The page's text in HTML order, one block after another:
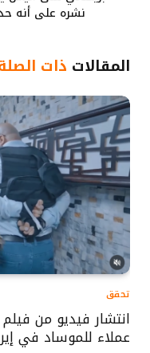
نشره على أنه
المقالات ذات
تحقق
انتشار فيديو من
عملاء للموساد في